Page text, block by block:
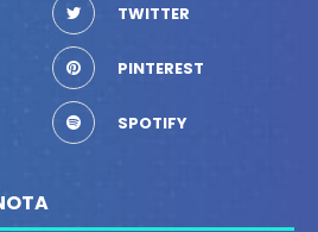
TWITTER
PINTEREST
SPOTIFY